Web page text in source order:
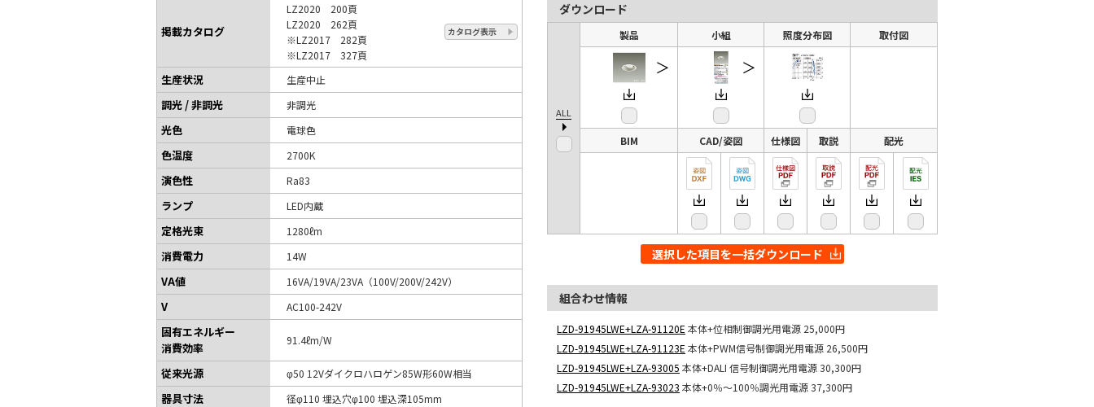
掲載カタログ
LZ2020 200頁
LZ2020 262頁
※LZ2017 282頁
※LZ2017 327頁
カタログ表示
生産状況 生産中止
調光 / 非調光 非調光
光色 電球色
色温度 2700K
演色性 Ra83
ランプ LED内蔵
定格光束 1280ℓm
消費電力 14W
VA値 16VA/19VA/23VA（100V/200V/242V）
V AC100-242V
固有エネルギー
消費効率
91.4ℓm/W
従来光源 φ50 12Vダイクロハロゲン85W形60W相当
器具寸法 径φ110 埋込穴φ100 埋込深105mm
ダウンロード
ALL
製品 小組 照度分布図 取付図
＞ ＞
BIM CAD/姿図 仕様図 取説 配光
選択した項目を一括ダウンロード
組合わせ情報
LZD-91945LWE+LZA-91120E 本体+位相制御調光用電源 25,000円
LZD-91945LWE+LZA-91123E 本体+PWM信号制御調光用電源 26,500円
LZD-91945LWE+LZA-93005 本体+DALI 信号制御調光用電源30,300円
LZD-91945LWE+LZA-93023 本体+0％～100％調光用電源37,300円